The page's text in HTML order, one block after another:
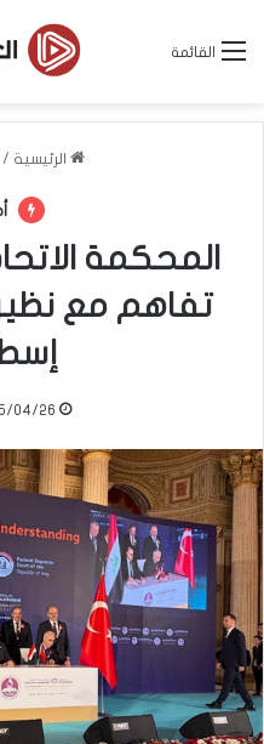
القائمة
الرئيسية /
المحكمة
تفاهم مع
04/26